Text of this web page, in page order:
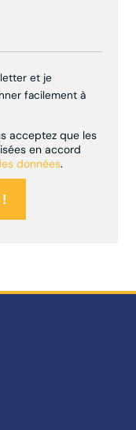
et je
facilement à
acceptez que les
en accord
données.